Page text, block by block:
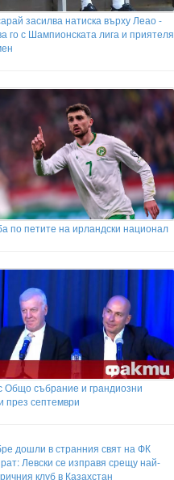
засилва натиска върху Леао -
го с Шампионската лига и приятеля
по петите на ирландски национал
Общо събрание и грандиозни
през септември
дошли в странния свят на ФК
Левски се изправя срещу най-
клуб в Казахстан